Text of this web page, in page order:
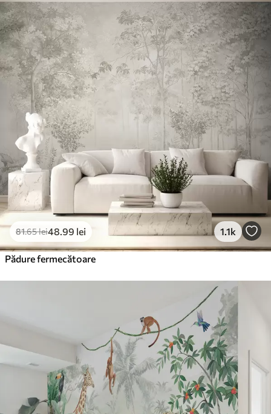
Standard
166.6599.99 lei/m²
Premium
220.02132.01 lei
Vinil Premium
250.00150.00lei/m²
Peel and Stick
300.00
81.65lei48 .99 lei 1.1k
Pădure fermecătoare